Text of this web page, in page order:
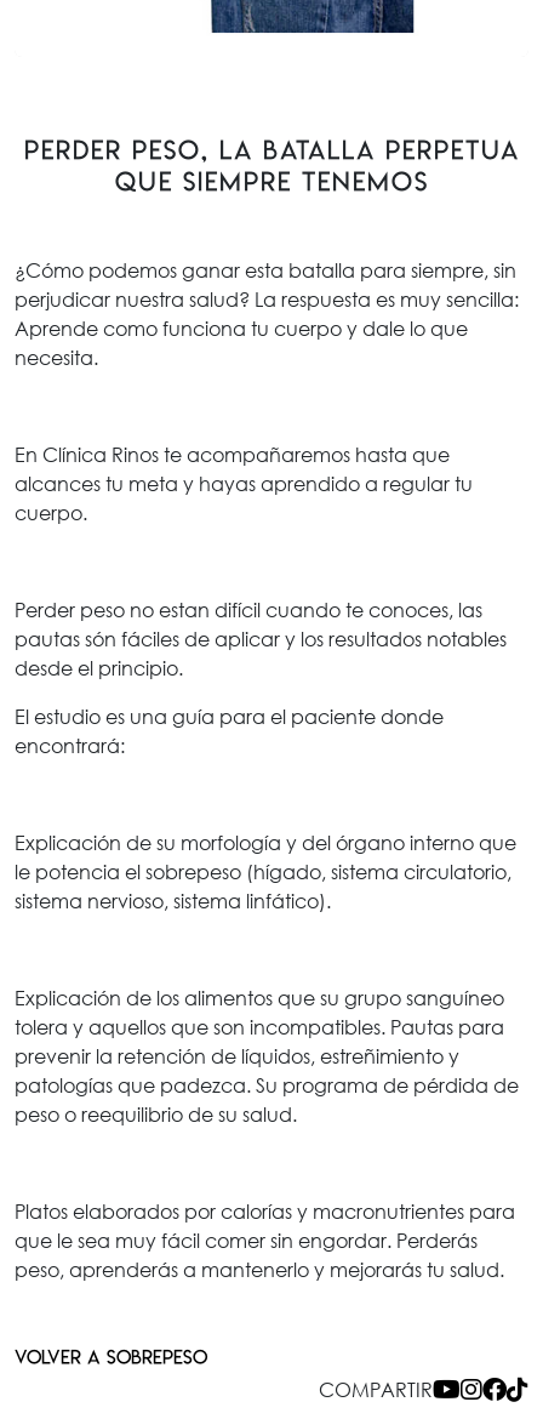
Perder peso, la batalla perpetua
que siempre tenemos
¿Cómo podemos ganar esta batalla para siempre, sin
perjudicar nuestra salud? La respuesta es muy sencilla:
Aprende como funciona tu cuerpo y dale lo que
necesita.
En Clínica Rinos te acompañaremos hasta que
alcances tu meta y hayas aprendido a regular tu
cuerpo.
Perder peso no estan difícil cuando te conoces, las
pautas són fáciles de aplicar y los resultados notables
desde el principio.
El estudio es una guía para el paciente donde
encontrará:
Explicación de su morfología y del órgano interno que
le potencia el sobrepeso (hígado, sistema circulatorio,
sistema nervioso, sistema linfático).
Explicación de los alimentos que su grupo sanguíneo
tolera y aquellos que son incompatibles. Pautas para
prevenir la retención de líquidos, estreñimiento y
patologías que padezca. Su programa de pérdida de
peso o reequilibrio de su salud.
Platos elaborados por calorías y macronutrientes para
que le sea muy fácil comer sin engordar. Perderás
peso, aprenderás a mantenerlo y mejorarás tu salud.
VOLVER A SOBREPESO
COMPARTIR